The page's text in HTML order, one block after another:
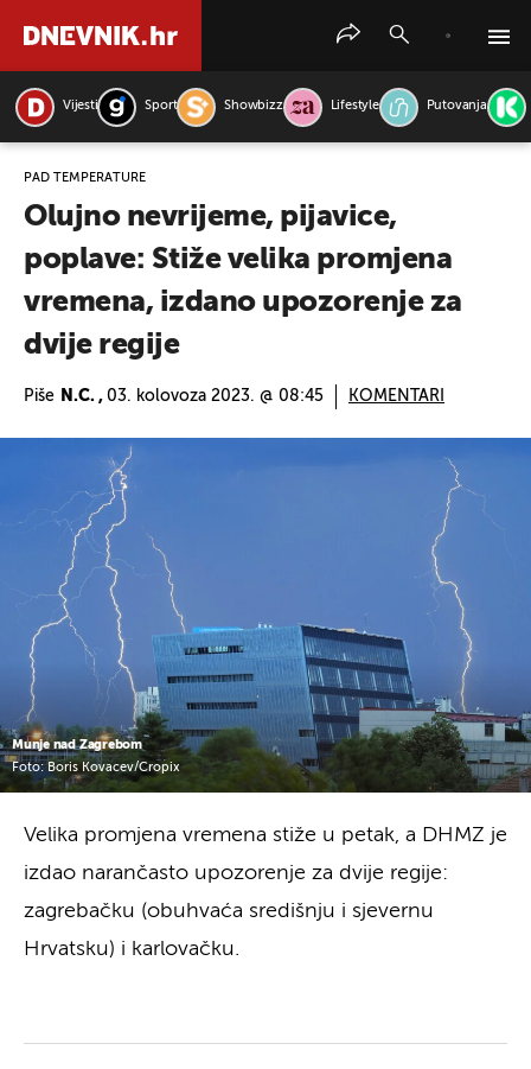
Vijesti Sport Showbizz Lifestyle Putovanja
PAD TEMPERATURE
Olujno nevrijeme, pijavice,
poplave: Stiže velika promjena
vremena, izdano upozorenje za
dvije regije
Piše N.C. , 03. kolovoza 2023. @ 08:45 KOMENTARI
Munje nad Zagrebom
Foto: Boris Kovacev/Cropix
Velika promjena vremena stiže u petak, a DHMZ je
izdao narančasto upozorenje za dvije regije:
zagrebačku (obuhvaća središnju i sjevernu
Hrvatsku) i karlovačku.
PRETRAŽITE VIJESTI